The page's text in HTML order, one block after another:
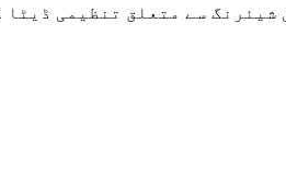
شیئرنگ سے متعلق تنظیمی